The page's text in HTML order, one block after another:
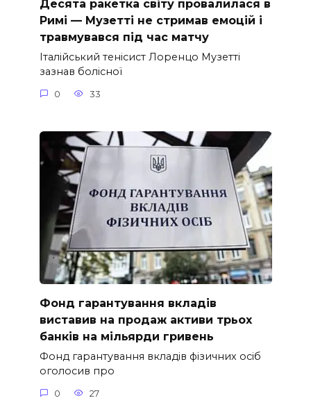
Десята ракетка світу провалилася в
Римі — Музетті не стримав емоцій і
травмувався під час матчу
Італійський тенісист Лоренцо Музетті
зазнав болісної
0 33
Фонд гарантування вкладів
виставив на продаж активи трьох
банків на мільярди гривень
Фонд гарантування вкладів фізичних осіб
оголосив про
0 27